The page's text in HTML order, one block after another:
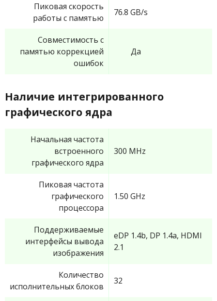
Пиковая скорость
работы с памятью
76.8 GB/s
Совместимость с
памятью коррекцией
ошибок
Да
Наличие интегрированного
графического ядра
Начальная частота
встроенного
графического ядра
300 MHz
Пиковая частота
графического
процессора
1.50 GHz
Поддерживаемые
интерфейсы вывода
изображения
eDP 1.4b, DP 1.4a, HDMI
2.1
Количество
исполнительных блоков
32